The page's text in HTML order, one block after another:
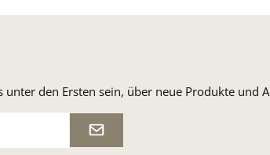
den Ersten sein, über neue Produkte und